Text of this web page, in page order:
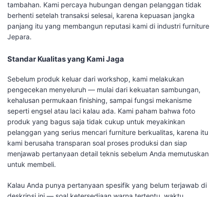
tambahan. Kami percaya hubungan dengan pelanggan tidak
berhenti setelah transaksi selesai, karena kepuasan jangka
panjang itu yang membangun reputasi kami di industri furniture
Jepara.
Standar Kualitas yang Kami Jaga
Sebelum produk keluar dari workshop, kami melakukan
pengecekan menyeluruh — mulai dari kekuatan sambungan,
kehalusan permukaan finishing, sampai fungsi mekanisme
seperti engsel atau laci kalau ada. Kami paham bahwa foto
produk yang bagus saja tidak cukup untuk meyakinkan
pelanggan yang serius mencari furniture berkualitas, karena itu
kami berusaha transparan soal proses produksi dan siap
menjawab pertanyaan detail teknis sebelum Anda memutuskan
untuk membeli.
Kalau Anda punya pertanyaan spesifik yang belum terjawab di